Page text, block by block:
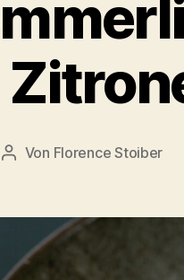
Beitragsautor
Von Florence Stoiber